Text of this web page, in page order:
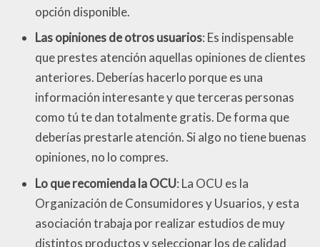
opción disponible.
Las opiniones de otros usuarios: Es indispensable
que prestes atención aquellas opiniones de clientes
anteriores. Deberías hacerlo porque es una
información interesante y que terceras personas
como tú te dan totalmente gratis. De forma que
deberías prestarle atención. Si algo no tiene buenas
opiniones, no lo compres.
Lo que recomienda la OCU: La OCU es la
Organización de Consumidores y Usuarios, y esta
asociación trabaja por realizar estudios de muy
distintos productos y seleccionar los de calidad